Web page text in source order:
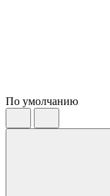
По умолчанию